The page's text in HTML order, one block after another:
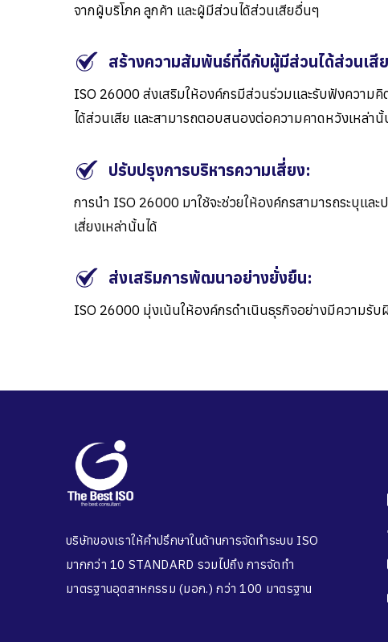
จากผู้บริโภค ลูกค้า และผู้มีส่วนได้ส่วนเสียอื่นๆ
สร้างความสัมพันธ์ที่ดีกับผู้มีส่วนได้ส่วนเสี
ISO 26000ส่งเสริมให้องค์กรมีส่วนร่วมและรับฟังความ
ได้ส่วนเสีย และสามารถตอบสนองต่อความคาดหวังเหล่านั้
ปรับปรุงการบริหารความเสี่ยง:
การนำ ISO 26000 มาใช้จะช่วยให้องค์กรสามารถระบุแ
เสี่ยงเหล่านั้นได้
ส่งเสริมการพัฒนาอย่างยั่งยืน:
ISO 26000 มุ่งเน้นให้องค์กรดำเนินธุรกิจอย่างมีความรั
บริษัทของเราให้คำปรึกษาในด้านการจัดทำระบบ ISO
มากกว่า 10 STANDARD รวมไปถึง การจัดทำ
มาตรฐานอุตสาหกรรม (มอก.) กว่า 100 มาตรฐาน